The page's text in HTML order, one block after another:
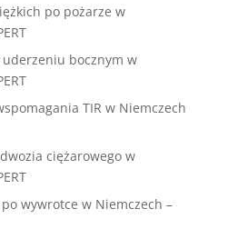
po pożarze w
bocznym w
TIR w Niemczech
ciężarowego w
wywrotce w Niemczech –